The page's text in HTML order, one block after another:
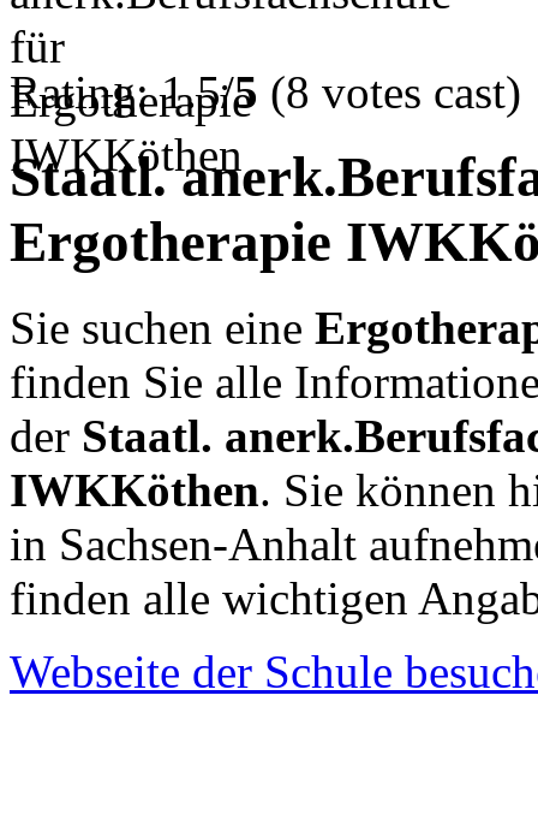
Rating: 1.5/5 (8 votes cast)
Staatl.
Ergotherapie
Sie suchen eine
finden Sie alle
der Staatl.
IWKKöthen. Sie können
in Sachsen-Anhalt
finden alle wichtigen
Webseite der Schule